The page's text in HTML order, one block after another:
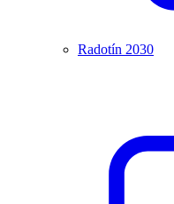
Radotín 2030